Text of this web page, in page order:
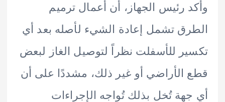
رئيس الجهاز، أن أعمال ترميم
تشمل إعادة الشيء لأصله بعد أي
للأسفلت نظراً لتوصيل الغاز لبعض
الأراضي أو غير ذلك، مشددًا على أن
تُخل بذلك تُواجه الإجراءات